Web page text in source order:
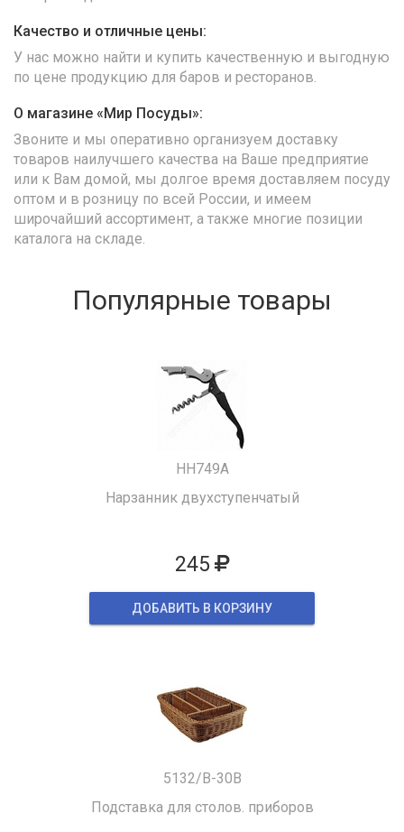
Качество и отличные цены:
У нас можно найти и купить качественную и выгодную
по цене продукцию для баров и ресторанов.
О магазине «Мир Посуды»:
Звоните и мы оперативно организуем доставку
товаров наилучшего качества на Ваше предприятие
или к Вам домой, мы долгое время доставляем посуду
оптом и в розницу по всей России, и имеем
широчайший ассортимент, а также многие позиции
каталога на складе.
Популярные товары
HH749A
Нарзанник двухступенчатый
245
ДОБАВИТЬ В КОРЗИНУ
5132/B-30B
Подставка для столов. приборов